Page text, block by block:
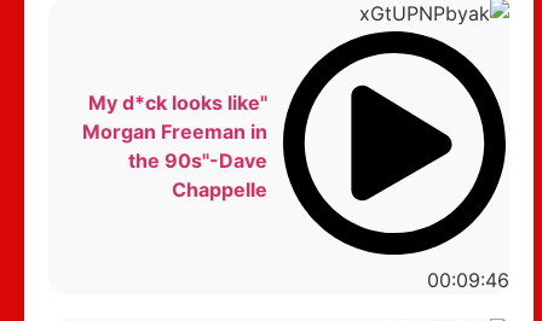
00:09:46
"My d*ck looks like
Morgan Freeman in
the 90s"-Dave
Chappelle